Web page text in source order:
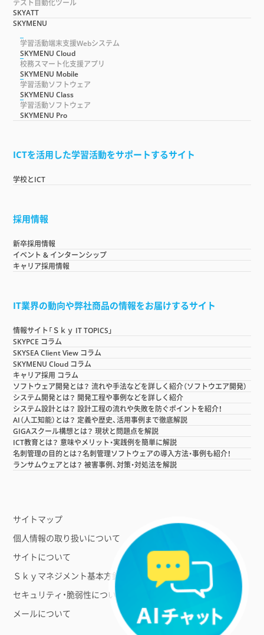
テスト自動化ツール
SKYATT
SKYMENU
学習活動端末支援Webシステム
SKYMENU Cloud
校務スマート化支援アプリ
SKYMENU Mobile
学習活動ソフトウェア
SKYMENU Class
学習活動ソフトウェア
SKYMENU Pro
ICTを活用した学習活動をサポートするサイト
学校とICT
採用情報
新卒採用情報
イベント & インターンシップ
キャリア採用情報
IT業界の動向や弊社商品の情報をお届けするサイト
情報サイト「Ｓｋｙ IT TOPICS」
SKYPCE コラム
SKYSEA Client View コラム
SKYMENU Cloud コラム
キャリア採用 コラム
ソフトウェア開発とは？ 流れや手法などを詳しく紹介（ソフトウエア開発）
システム開発とは？ 開発工程や事例などを詳しく紹介
システム設計とは？ 設計工程の流れや失敗を防ぐポイントを紹介！
AI（人工知能）とは？ 定義や歴史、活用事例まで徹底解説
GIGAスクール構想とは？ 現状と問題点を解説
ICT教育とは？ 意味やメリット・実践例を簡単に解説
名刺管理の目的とは？名刺管理ソフトウェアの導入方法・事例も紹介！
ランサムウェアとは？ 被害事例、対策・対処法を解説
サイトマップ
個人情報の取り扱いについて
サイトについて
Ｓｋｙマネジメント基本方針
セキュリティ・脆弱性について
メールについて